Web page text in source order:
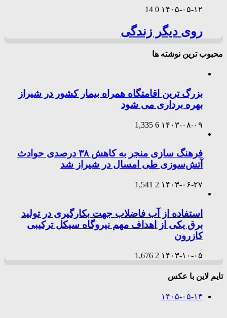
۱۴۰۵-۰۵-۱۲ 0
14
روی دیگر زندگی
محبوب ترین نوشته ها
بزرگ ترین اقامتگاه همراه بیمار کشور در شیراز
بهره برداری می شود
۱۴۰۳-۰۸-۰۹ 6
1,335
فرهنگ سازی منجر به کاهش ۳۸ درصدی حوادث
آتش‌سوزی طی امسال در شیراز شد
۱۴۰۳-۰۶-۲۷ 2
1,541
استفاده از آب فاضلاب جهت بکارگیری در تولید
برق یکی از اهداف مهم نیروگاه سیکل ترکیبی
کازرون
۱۴۰۳-۱۰-۰۵ 2
1,676
تایم لاین با عکس
۱۴۰۵-۰۵-۱۳